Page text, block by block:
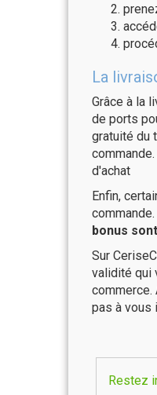
La
Grâce à la
de ports
gratuité du
d'achat
Enfin,
bonus
Sur
validité qui
pas à vous
Restez